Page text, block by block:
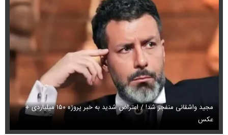
مجید واشقانی منفجر شد! / اعتراض شدید به خبر پروژه ۱۵۰ میلیاردی +
عکس